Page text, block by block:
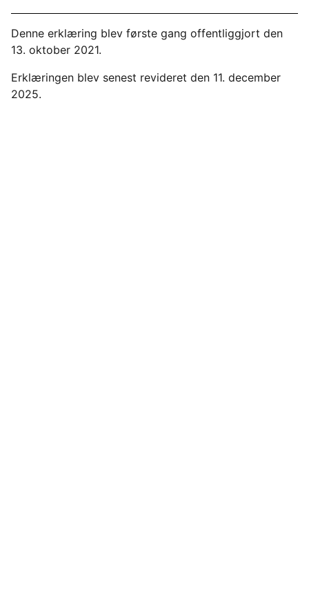
Denne erklæring blev første gang offentliggjort den
13. oktober 2021.
Erklæringen blev senest revideret den 11. december
2025.